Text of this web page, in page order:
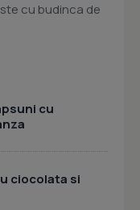
cu budinca de
cu
ciocolata si